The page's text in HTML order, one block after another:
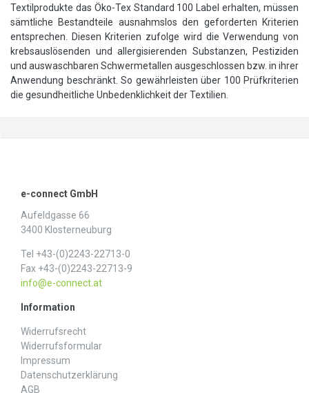
Textilprodukte das Öko-Tex Standard 100 Label erhalten, müssen
sämtliche Bestandteile ausnahmslos den geforderten Kriterien
entsprechen. Diesen Kriterien zufolge wird die Verwendung von
krebsauslösenden und allergisierenden Substanzen, Pestiziden
und auswaschbaren Schwermetallen ausgeschlossen bzw. in ihrer
Anwendung beschränkt. So gewährleisten über 100 Prüfkriterien
die gesundheitliche Unbedenklichkeit der Textilien.
e-connect GmbH
Aufeldgasse 66
3400 Klosterneuburg
Tel +43-(0)2243-22713-0
Fax +43-(0)2243-22713-9
info@e-connect.at
Information
Widerrufs­recht
Widerrufs­formular
Impressum
Daten­schutz­erklärung
AGB